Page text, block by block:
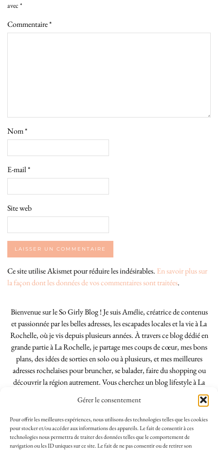
Gérer le consentement
Pour offrir les meilleures expériences, nous utilisons des technologies telles que les cookies
pour stocker et/ou accéder aux informations des appareils. Le fait de consentir à ces
technologies nous permettra de traiter des données telles que le comportement de
navigation ou les ID uniques sur ce site. Le fait de ne pas consentir ou de retirer son
avec *
Commentaire*
Nom*
E-mail*
Site web
Ce site utilise Akismet pour réduire les indésirables. En savoir plus sur
la façon dont les données de vos commentaires sont traitées.
Bienvenue sur le So Girly Blog ! Je suis Amélie, créatrice de contenus
et passionnée par les belles adresses, les escapades locales et la vie à La
Rochelle, où je vis depuis plusieurs années. À travers ce blog dédié en
grande partie à La Rochelle, je partage mes coups de cœur, mes bons
plans, des idées de sorties en solo ou à plusieurs, et mes meilleures
adresses rochelaises pour bruncher, se balader, faire du shopping ou
découvrir la région autrement. Vous cherchez un blog lifestyle à La
Rochelle, tenu par une locale ? Vous êtes au bon endroit. Que vous
soyez Rochelais·e ou de passage dans notre belle ville, j’espère que mes
articles vous aideront à profiter de La Rochelle comme un·e vrai·e
initié·e. !